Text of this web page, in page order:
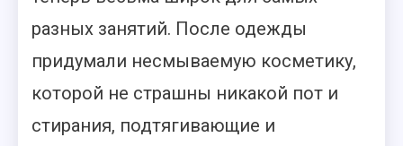
разных занятий. После одежды
придумали несмываемую косметику,
которой не страшны никакой пот и
стирания, подтягивающие и